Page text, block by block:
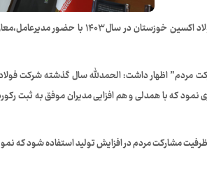
به گزارش خبرنگار روابط عمومی،نخستین نشست شورای راهبردی شرکت فولاد
مردم” اظهار داشت: الحمدلله سال گذشته شرکت
که با همدلی و هم افزایی مدیران موفق به ثبت
مشارکت مردم در افزایش تولید استفاده شود که